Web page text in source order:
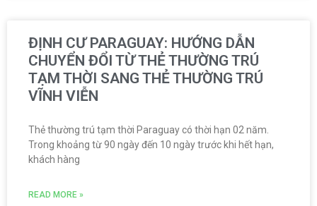
ĐỊNH CƯ PARAGUAY: HƯỚNG DẪN
CHUYỂN ĐỔI TỪ THẺ THƯỜNG TRÚ
TẠM THỜI SANG THẺ THƯỜNG TRÚ
VĨNH VIỄN
Thẻ thường trú tạm thời Paraguay có thời hạn 02 năm.
Trong khoảng từ 90 ngày đến 10 ngày trước khi hết hạn,
khách hàng
READ MORE »